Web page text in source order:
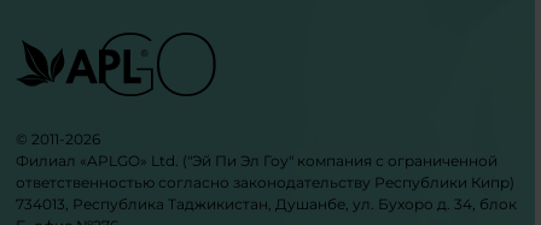
© 2011-2026
Филиал «APLGO» Ltd. ("Эй Пи Эл Гоу" компания с ограниченной
ответственностью согласно законодательству Республики Кипр)
734013, Республика Таджикистан, Душанбе, ул. Бухоро д. 34, блок